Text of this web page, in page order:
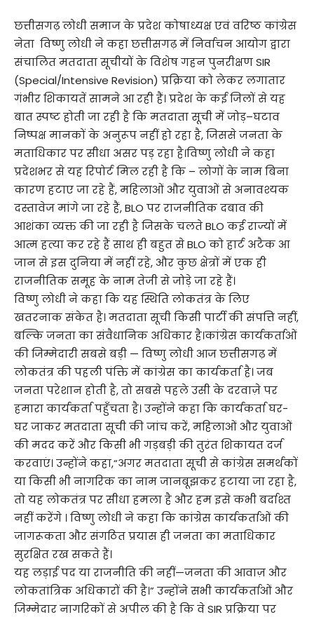
छत्तीसगढ़ लोधी समाज के प्रदेश कोषाध्यक्ष एवं वरिष्ठ कांग्रेस
नेता विष्णु लोधी ने कहा छत्तीसगढ़ में निर्वाचन आयोग द्वारा
संचालित मतदाता सूचीयों के विशेष गहन पुनरीक्षण SIR
(Special/Intensive Revision) प्रक्रिया को लेकर लगातार
गंभीर शिकायतें सामने आ रही हैं। प्रदेश के कई जिलों से यह
बात स्पष्ट होती जा रही है कि मतदाता सूची में जोड़–घटाव
निष्पक्ष मानकों के अनुरूप नहीं हो रहा है, जिससे जनता के
मताधिकार पर सीधा असर पड़ रहा है।विष्णु लोधी ने कहा
प्रदेशभर से यह रिपोर्ट मिल रही है कि – लोगों के नाम बिना
कारण हटाए जा रहे हैं, महिलाओं और युवाओं से अनावश्यक
दस्तावेज मांगे जा रहे हैं, BLO पर राजनीतिक दबाव की
आशंका व्यक्त की जा रही है जिसके चलते BLO कई राज्यों में
आत्म हत्या कर रहे हैं साथ ही बहुत से BLO को हार्ट अटैक आ
जान से इस दुनिया में नहीं रहे, और कुछ क्षेत्रों में एक ही
राजनीतिक समूह के नाम तेजी से जोड़े जा रहे हैं।
विष्णु लोधी ने कहा कि यह स्थिति लोकतंत्र के लिए
खतरनाक संकेत है। मतदाता सूची किसी पार्टी की संपत्ति नहीं,
बल्कि जनता का संवैधानिक अधिकार है।कांग्रेस कार्यकर्ताओं
की जिम्मेदारी सबसे बड़ी — विष्णु लोधी आज छत्तीसगढ़ में
लोकतंत्र की पहली पंक्ति में कांग्रेस का कार्यकर्ता है। जब
जनता परेशान होती है, तो सबसे पहले उसी के दरवाज़े पर
हमारा कार्यकर्ता पहुँचता है। उन्होंने कहा कि कार्यकर्ता घर-
घर जाकर मतदाता सूची की जांच करें, महिलाओं और युवाओं
की मदद करें और किसी भी गड़बड़ी की तुरंत शिकायत दर्ज
करवाएं। उन्होंने कहा,“अगर मतदाता सूची से कांग्रेस समर्थकों
या किसी भी नागरिक का नाम जानबूझकर हटाया जा रहा है,
तो यह लोकतंत्र पर सीधा हमला है और हम इसे कभी बर्दाश्त
नहीं करेंगे । विष्णु लोधी ने कहा कि कांग्रेस कार्यकर्ताओं की
जागरूकता और संगठित प्रयास ही जनता का मताधिकार
सुरक्षित रख सकते हैं।
यह लड़ाई पद या राजनीति की नहीं—जनता की आवाज़ और
लोकतांत्रिक अधिकारों की है।” उन्होंने सभी कार्यकर्ताओं और
जिम्मेदार नागरिकों से अपील की है कि वे SIR प्रक्रिया पर